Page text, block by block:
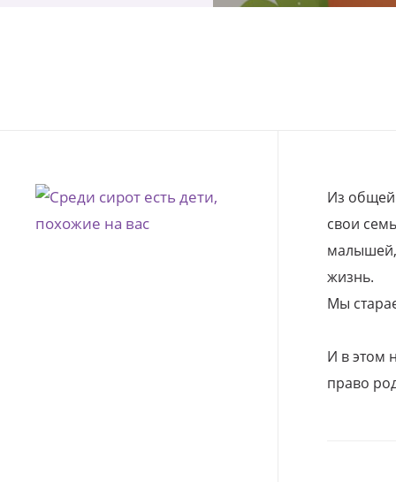
Из общей
свои
малышей,
жизнь.
Мы
И в этом
право